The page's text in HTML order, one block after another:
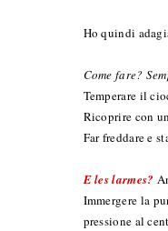
Ho quindi
Come fare?
Temperare il
Ricoprire con
Far freddare e
E les larmes?
Immergere la
pressione al